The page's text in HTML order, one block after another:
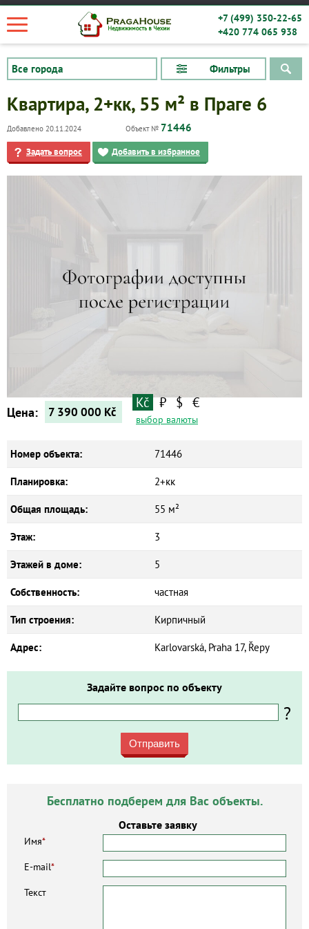
+7 (499) 350-22-65
+420 774 065 938
Фильтры
Квартира, 2+кк, 55 м² в Праге 6
Добавлено 20.11.2024 Объект № 71446
Задать вопрос Добавить в избранное
Цена: 7 390 000 Kč
Kč ₽ $ €
выбор валюты
Номер объекта: 71446
Планировка: 2+кк
Общая площадь: 55 м²
Этаж: 3
Этажей в доме: 5
Собственность: частная
Тип строения: Кирпичный
Адрес: Karlovarská, Praha 17, Řepy
Задайте вопрос по объекту
?
Отправить
Бесплатно подберем для Вас объекты.
Оставьте заявку
Имя*
E-mail*
Текст